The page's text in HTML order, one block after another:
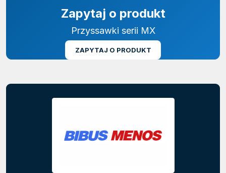
Zapytaj o produkt
Przyssawki serii MX
ZAPYTAJ O PRODUKT